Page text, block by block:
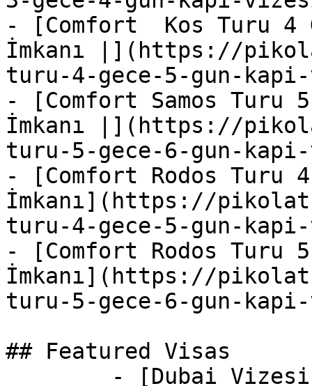
- [Comfort  Kos Turu 4
İmkanı |](https://
turu-4-gece-5-gun-
- [Comfort Samos Turu
İmkanı |](https://
turu-5-gece-6-gun-
- [Comfort Rodos Turu
İmkanı](https://
turu-4-gece-5-gun-
- [Comfort Rodos Turu
İmkanı](https://
turu-5-gece-6-gun-
## Featured Visas